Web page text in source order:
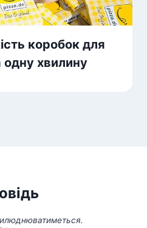
коробок для
одну хвилину